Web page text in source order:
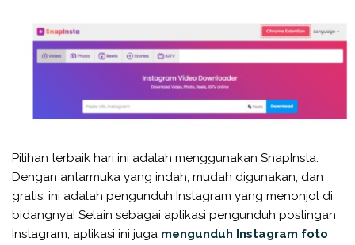
Pilihan terbaik hari ini adalah menggunakan SnapInsta.
Dengan antarmuka yang indah, mudah digunakan, dan
gratis, ini adalah pengunduh Instagram yang menonjol di
bidangnya! Selain sebagai aplikasi pengunduh postingan
Instagram, aplikasi ini juga mengunduh Instagram foto